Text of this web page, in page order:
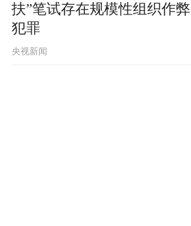
扶”笔试存在规模性组织作弊
犯罪
央视新闻